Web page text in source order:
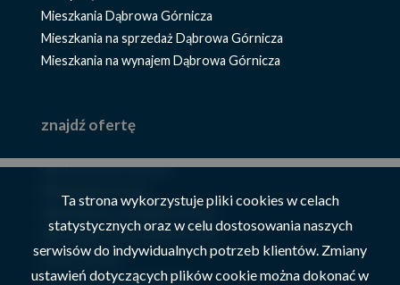
Mieszkania Dąbrowa Górnicza
Mieszkania na sprzedaż Dąbrowa Górnicza
Mieszkania na wynajem Dąbrowa Górnicza
znajdź ofertę
Nieruchomości Szczyrk
Mieszkania na wynajem Szczyrk
Mieszkania na sprzedaż Szczyrk
Domy Szczyrk
Domy na sprzedaż Szczyrk
Ta strona wykorzystuje pliki cookies w celach
statystycznych oraz w celu dostosowania naszych
serwisów do indywidualnych potrzeb klientów. Zmiany
ustawień dotyczących plików cookie można dokonać w